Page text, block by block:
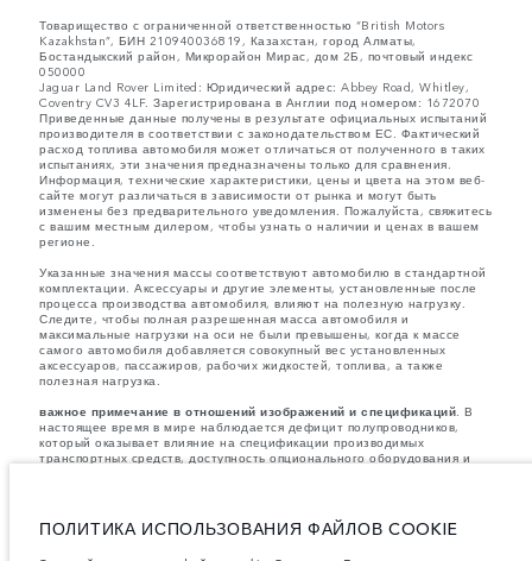
Товарищество с ограниченной ответственностью “British Motors
Kazakhstan”, БИН 210940036819, Казахстан, город Алматы,
Бостандыкский район, Микрорайон Мирас, дом 2Б, почтовый индекс
050000
Jaguar Land Rover Limited: Юридический адрес: Abbey Road, Whitley,
Coventry CV3 4LF. Зарегистрирована в Англии под номером: 1672070
Приведенные данные получены в результате официальных испытаний
производителя в соответствии с законодательством ЕС. Фактический
расход топлива автомобиля может отличаться от полученного в таких
испытаниях, эти значения предназначены только для сравнения.
Информация, технические характеристики, цены и цвета на этом веб-
сайте могут различаться в зависимости от рынка и могут быть
изменены без предварительного уведомления. Пожалуйста, свяжитесь
с вашим местным дилером, чтобы узнать о наличии и ценах в вашем
регионе.
Указанные значения массы соответствуют автомобилю в стандартной
комплектации. Аксессуары и другие элементы, установленные после
процесса производства автомобиля, влияют на полезную нагрузку.
Следите, чтобы полная разрешенная масса автомобиля и
максимальные нагрузки на оси не были превышены, когда к массе
самого автомобиля добавляется совокупный вес установленных
аксессуаров, пассажиров, рабочих жидкостей, топлива, а также
полезная нагрузка.
важное примечание в отношений изображений и спецификаций. В
настоящее время в мире наблюдается дефицит полупроводников,
который оказывает влияние на спецификации производимых
транспортных средств, доступность опционального оборудования и
цветовым схемам автомобилей. Подробную информацию о
действующих ограничениях уточняйте у авторизованных дилеров.
ПОЛИТИКА ИСПОЛЬЗОВАНИЯ ФАЙЛОВ COOKIE